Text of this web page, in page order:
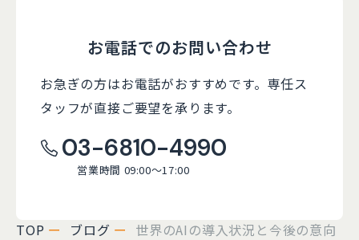
お電話でのお問い合わせ
お急ぎの方はお電話がおすすめです。 専任ス
タッフが直接ご要望を承ります。
03-6810-4990
営業時間 09:00～17:00
TOP ブログ 世界のAIの導入状況と今後の意向【